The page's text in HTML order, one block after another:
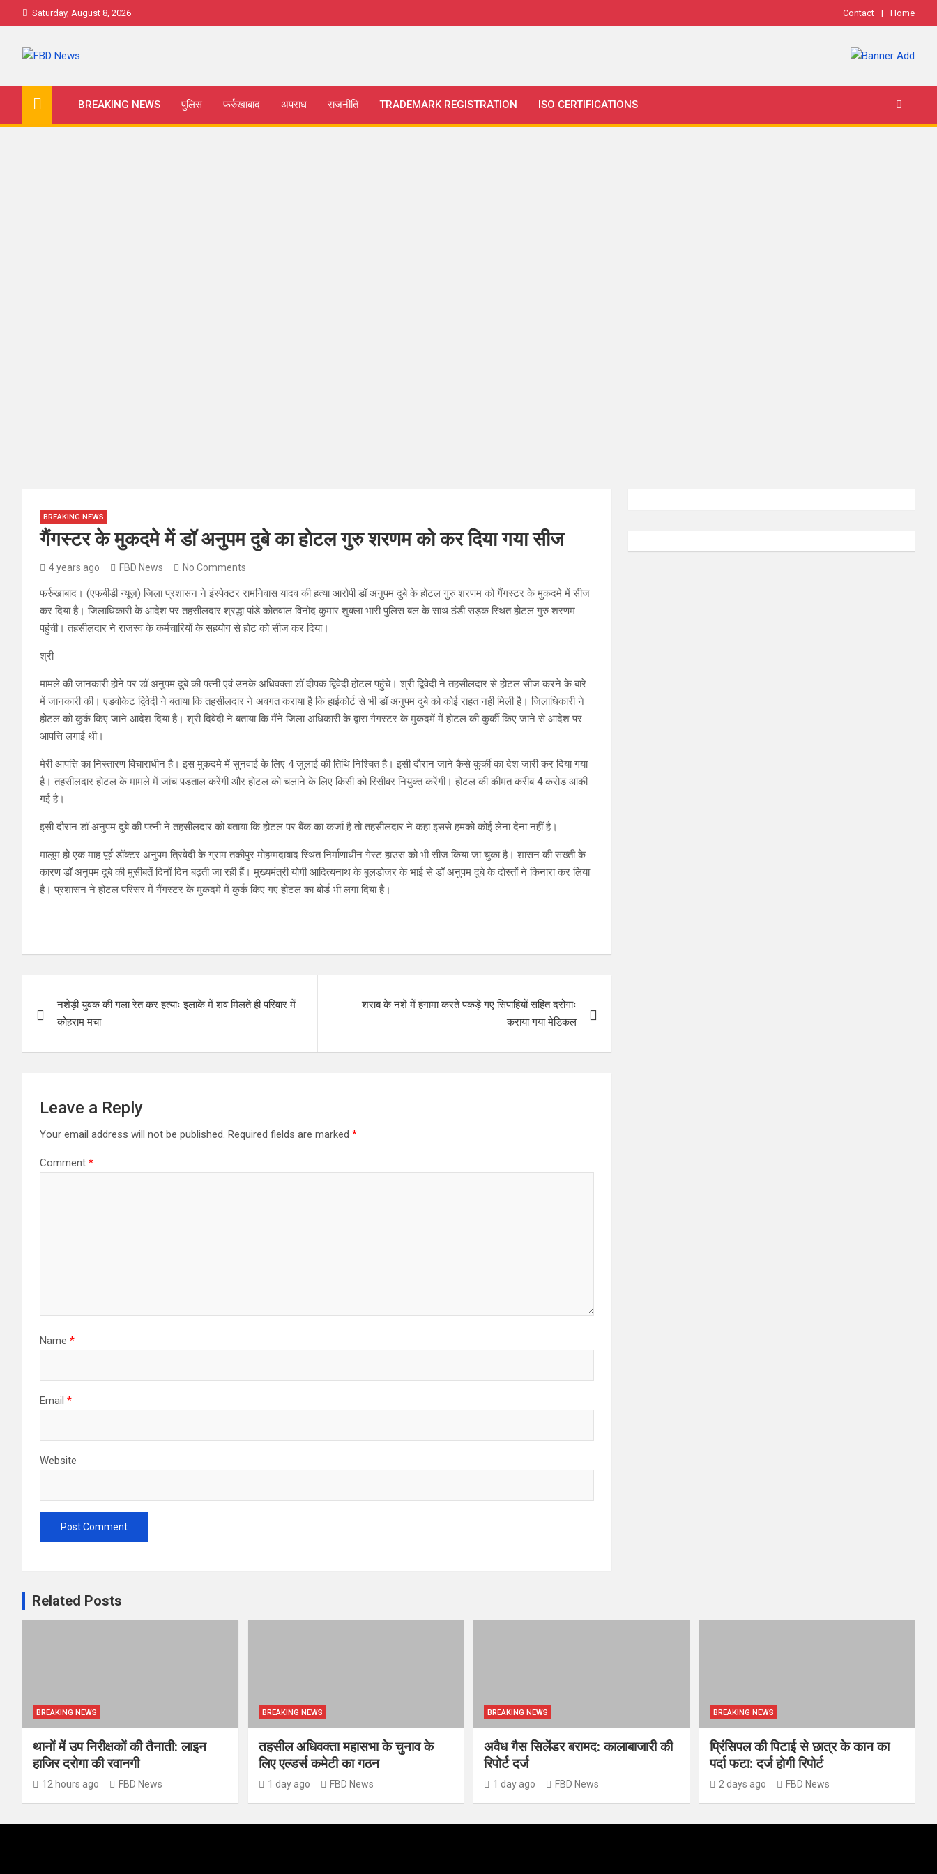
to
Saturday, August 8, 2026 Contact Home
FBD News
BREAKING NEWS पुलिस फर्रुखाबाद अपराध राजनीति TRADEMARK REGISTRATION ISO CERTIFICATIONS
BREAKING NEWS
गैंगस्टर के मुकदमे में डॉ अनुपम दुबे का होटल गुरु शरणम को कर दिया गया सीज
4 years ago FBD News No Comments
फर्रुखाबाद। (एफबीडी न्यूज़) जिला प्रशासन ने इंस्पेक्टर रामनिवास यादव की हत्या आरोपी डॉ अनुपम दुबे के होटल गुरु शरणम को गैंगस्टर के मुकदमे में सीज
कर दिया है। जिलाधिकारी के आदेश पर तहसीलदार श्रद्धा पांडे कोतवाल विनोद कुमार शुक्ला भारी पुलिस बल के साथ ठंडी सड़क स्थित होटल गुरु शरणम
पहुंची। तहसीलदार ने राजस्व के कर्मचारियों के सहयोग से होट को सीज कर दिया।
श्री
मामले की जानकारी होने पर डॉ अनुपम दुबे की पत्नी एवं उनके अधिवक्ता डॉ दीपक द्विवेदी होटल पहुंचे। श्री द्विवेदी ने तहसीलदार से होटल सीज करने के बारे
में जानकारी की। एडवोकेट द्विवेदी ने बताया कि तहसीलदार ने अवगत कराया है कि हाईकोर्ट से भी डॉ अनुपम दुबे को कोई राहत नही मिली है। जिलाधिकारी ने
होटल को कुर्क किए जाने आदेश दिया है। श्री दिवेदी ने बताया कि मैंने जिला अधिकारी के द्वारा गैगस्टर के मुकदमें में होटल की कुर्की किए जाने से आदेश पर
आपत्ति लगाई थी।
मेरी आपत्ति का निस्तारण विचाराधीन है। इस मुकदमे में सुनवाई के लिए 4 जुलाई की तिथि निश्चित है। इसी दौरान जाने कैसे कुर्की का देश जारी कर दिया गया
है। तहसीलदार होटल के मामले में जांच पड़ताल करेंगी और होटल को चलाने के लिए किसी को रिसीवर नियुक्त करेंगी। होटल की कीमत करीब 4 करोड आंकी
गई है।
इसी दौरान डॉ अनुपम दुबे की पत्नी ने तहसीलदार को बताया कि होटल पर बैंक का कर्जा है तो तहसीलदार ने कहा इससे हमको कोई लेना देना नहीं है।
मालूम हो एक माह पूर्व डॉक्टर अनुपम त्रिवेदी के ग्राम तकीपुर मोहम्मदाबाद स्थित निर्माणाधीन गेस्ट हाउस को भी सीज किया जा चुका है। शासन की सख्ती के
कारण डॉ अनुपम दुबे की मुसीबतें दिनों दिन बढ़ती जा रही हैं। मुख्यमंत्री योगी आदित्यनाथ के बुलडोजर के भाई से डॉ अनुपम दुबे के दोस्तों ने किनारा कर लिया
है। प्रशासन ने होटल परिसर में गैंगस्टर के मुकदमे में कुर्क किए गए होटल का बोर्ड भी लगा दिया है।
navigation
नशेड़ी युवक की गला रेत कर हत्याः इलाके में शव मिलते ही परिवार में
कोहराम मचा
शराब के नशे में हंगामा करते पकड़े गए सिपाहियों सहित दरोगाः
कराया गया मेडिकल
Leave a Reply
Your email address will not be published. Required fields are marked *
Comment *
Name *
Email *
Website
Related Posts
BREAKING NEWS
थानों में उप निरीक्षकों की तैनाती: लाइन
हाजिर दरोगा की रवानगी
12 hours ago FBD News
BREAKING NEWS
तहसील अधिवक्ता महासभा के चुनाव के
लिए एल्डर्स कमेटी का गठन
1 day ago FBD News
BREAKING NEWS
अवैध गैस सिलेंडर बरामद: कालाबाजारी की
रिपोर्ट दर्ज
1 day ago FBD News
BREAKING NEWS
प्रिंसिपल की पिटाई से छात्र के कान का
पर्दा फटा: दर्ज होगी रिपोर्ट
2 days ago FBD News